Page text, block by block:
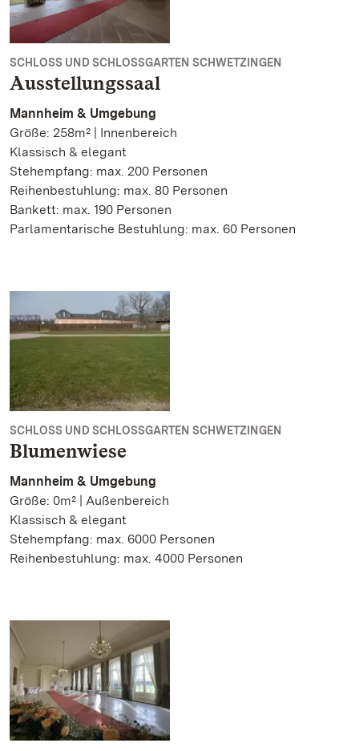
SCHLOSS UND SCHLOSSGARTEN SCHWETZINGEN
Ausstellungssaal
Mannheim & Umgebung
Größe: 258m² | Innenbereich
Klassisch & elegant
Stehempfang: max. 200 Personen
Reihenbestuhlung: max. 80 Personen
Bankett: max. 190 Personen
Parlamentarische Bestuhlung: max. 60 Personen
SCHLOSS UND SCHLOSSGARTEN SCHWETZINGEN
Blumenwiese
Mannheim & Umgebung
Größe: 0m² | Außenbereich
Klassisch & elegant
Stehempfang: max. 6000 Personen
Reihenbestuhlung: max. 4000 Personen